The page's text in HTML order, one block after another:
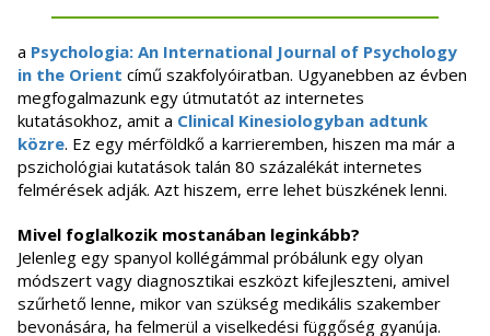
a Psychologia: An International Journal of Psychology
in the Orient című szakfolyóiratban. Ugyanebben az évben
megfogalmazunk egy útmutatót az internetes
kutatásokhoz, amit a Clinical Kinesiologyban adtunk
közre. Ez egy mérföldkő a karrieremben, hiszen ma már a
pszichológiai kutatások talán 80 százalékát internetes
felmérések adják. Azt hiszem, erre lehet büszkének lenni.
Mivel foglalkozik mostanában leginkább?
Jelenleg egy spanyol kollégámmal próbálunk egy olyan
módszert vagy diagnosztikai eszközt kifejleszteni, amivel
szűrhető lenne, mikor van szükség medikális szakember
bevonására, ha felmerül a viselkedési függőség gyanúja.